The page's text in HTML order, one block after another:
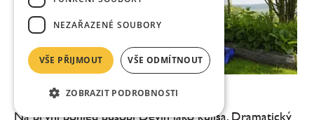
Zlatý Roh: víc než vinařství
Na první pohled působí Devín jako kulisa. Dramatický
NEZAŘAZENÉ SOUBORY
VŠE PŘIJMOUT VŠE ODMÍTNOUT
ZOBRAZIT PODROBNOSTI